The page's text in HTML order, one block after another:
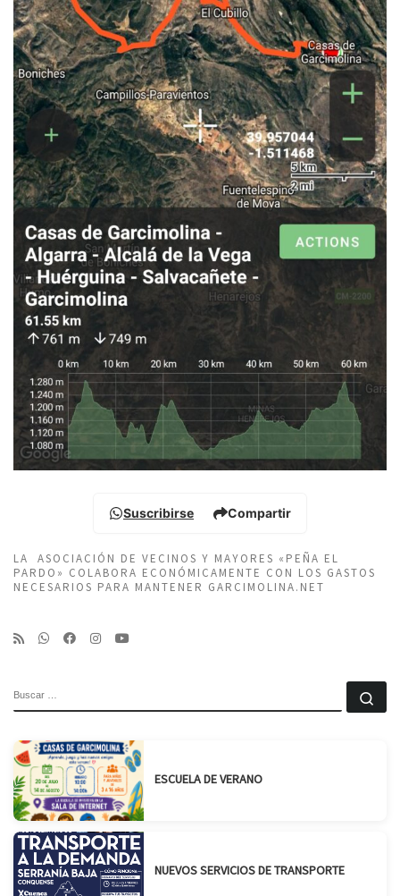
Suscribirse Compartir
LA ASOCIACIÓN DE VECINOS Y MAYORES «PEÑA EL
PARDO» COLABORA ECONÓMICAMENTE CON LOS GASTOS
NECESARIOS PARA MANTENER GARCIMOLINA.NET
ESCUELA DE VERANO
NUEVOS SERVICIOS DE TRANSPORTE